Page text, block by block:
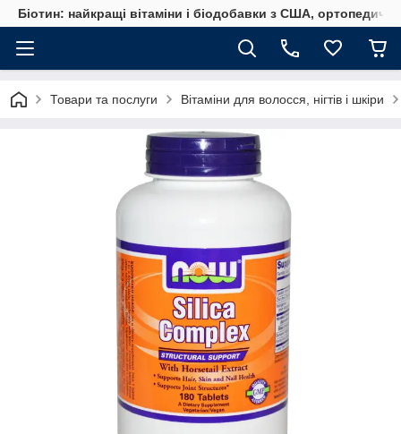
Біотин: найкращі вітаміни і біодобавки з США,
Товари та послуги Вітаміни для волосся, нігтів і шкіри